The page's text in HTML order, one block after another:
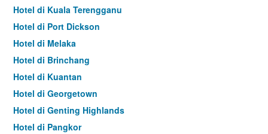
Hotel di Kuala Terengganu
Hotel di Port Dickson
Hotel di Melaka
Hotel di Brinchang
Hotel di Kuantan
Hotel di Georgetown
Hotel di Genting Highlands
Hotel di Pangkor